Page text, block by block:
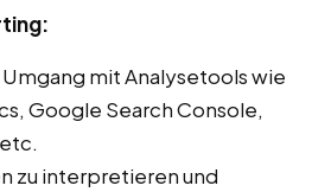
mit Analysetools wie
Google Search Console,
zu interpretieren und